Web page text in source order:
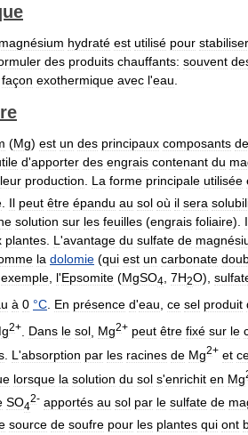
magnésium hydraté est utilisé pour stabiliser
des produits chauffants: souvent
façon exothermique avec l'eau
(Mg) est un des principaux composants de
d'apporter des engrais contenant du
leur production La forme principale utilisée
Il peut être épandu au sol où il sera
solution sur les feuilles (engrais foliaire).
plantes L 'avantage du sulfate de
la dolomie (qui est un carbonate
exemple l'Epsomite (MgSO4 7H2O),
à 0 °C En présence d'eau ce sel produit
2+ Dans le sol Mg2+ peut être fixé sur le
L 'absorption par les racines de Mg2+ et
lorsque la solution du sol s'enrichit en Mg
SO4
2- apportés au sol par le sulfate de
source de soufre pour les plantes qui ont